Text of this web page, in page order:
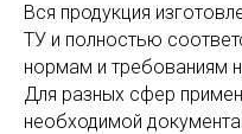
Вся продукция
ТУ и полностью
нормам и требованиям
Для разных сфер
необходимой